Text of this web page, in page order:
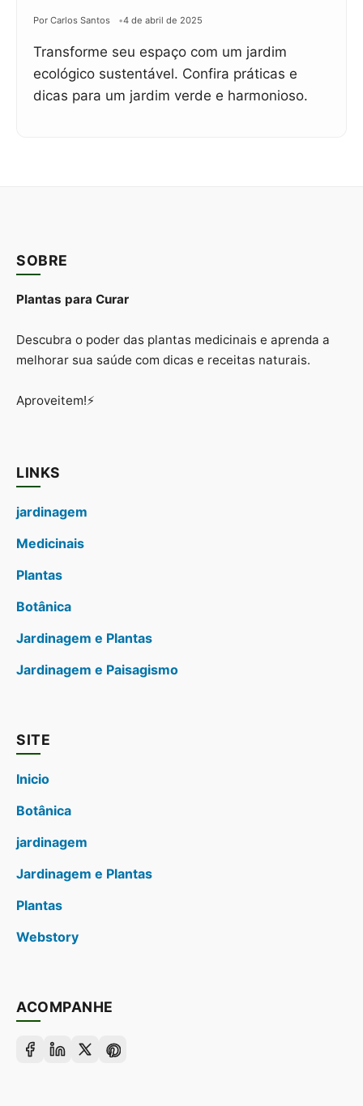
Por Carlos Santos 4 de abril de 2025
Transforme seu espaço com um jardim
ecológico sustentável. Confira práticas e
dicas para um jardim verde e harmonioso.
SOBRE
Plantas para Curar
Descubra o poder das plantas medicinais e aprenda a
melhorar sua saúde com dicas e receitas naturais.
Aproveitem!⚡
LINKS
jardinagem
Medicinais
Plantas
Botânica
Jardinagem e Plantas
Jardinagem e Paisagismo
SITE
Inicio
Botânica
jardinagem
Jardinagem e Plantas
Plantas
Webstory
ACOMPANHE